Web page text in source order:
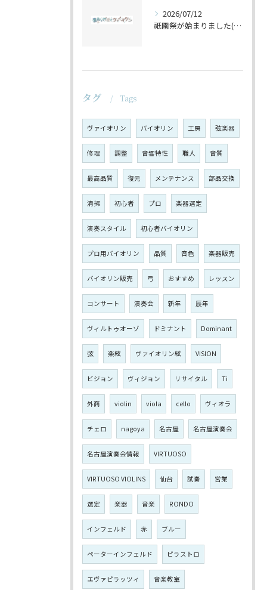
2026/07/12
祇園祭が始まりました(^^♪
タグ Tags
ヴァイオリン バイオリン 工房 弦楽器
修理 調整 音響特性 職人 音質
最高品質 復元 メンテナンス 部品交換
清掃 初心者 プロ 楽器選定
演奏スタイル 初心者バイオリン
プロ用バイオリン 品質 音色 楽器販売
バイオリン販売 弓 おすすめ レッスン
コンサート 演奏会 新年 辰年
ヴィルトゥオーゾ ドミナント Dominant
弦 楽絃 ヴァイオリン絃 VISION
ビジョン ヴィジョン リサイタル Ti
外商 violin viola cello ヴィオラ
チェロ nagoya 名古屋 名古屋演奏会
名古屋演奏会情報 VIRTUOSO
VIRTUOSO VIOLINS 仙台 試奏 営業
選定 楽器 音楽 RONDO
インフェルド 赤 ブルー
ペーターインフェルド ピラストロ
エヴァピラッツィ 音楽教室